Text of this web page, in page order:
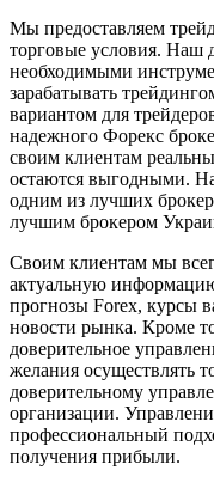
Мы предоставляем
торговые условия. Наш
необходимыми
зарабатывать
вариантом для
надежного Форекс
своим клиентам
остаются выгодными.
одним из лучших
лучшим брокером
Своим клиентам мы
актуальную
прогнозы Forex, курсы
новости рынка. Кроме
доверительное
желания осуществлять
доверительному
организации.
профессиональный
получения прибыли.